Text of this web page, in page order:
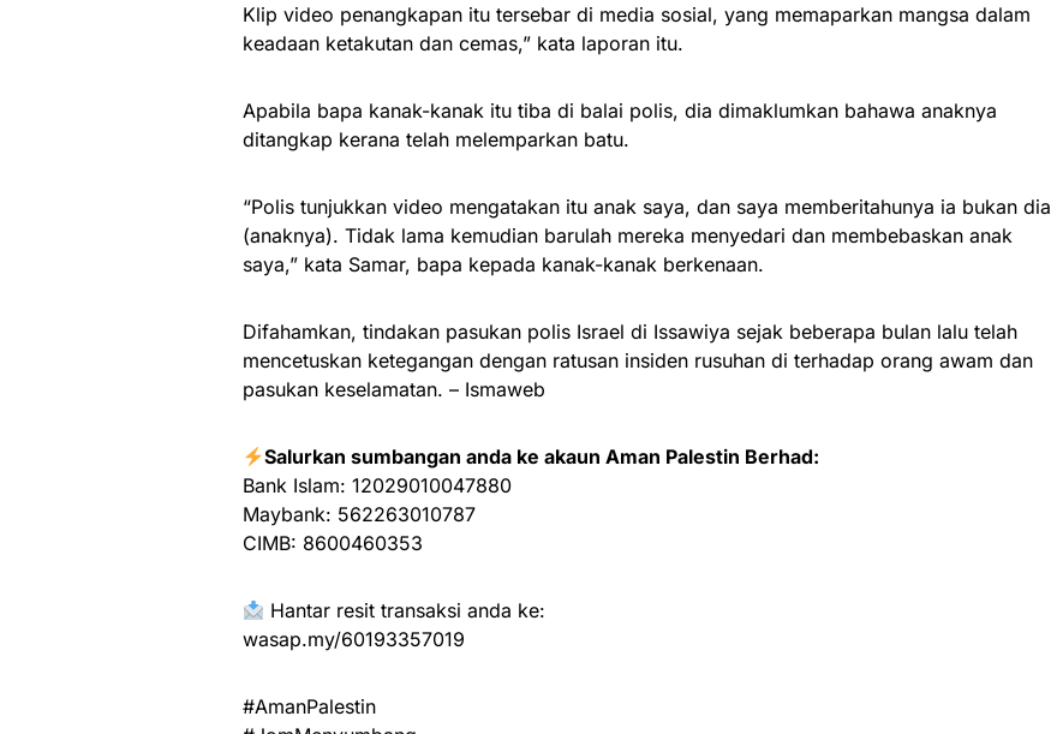
Klip video penangkapan itu tersebar di media sosial, yang memaparkan mangsa dalam
keadaan ketakutan dan cemas,” kata laporan itu.
Apabila bapa kanak-kanak itu tiba di balai polis, dia dimaklumkan bahawa anaknya
ditangkap kerana telah melemparkan batu.
“Polis tunjukkan video mengatakan itu anak saya, dan saya memberitahunya ia bukan dia
(anaknya). Tidak lama kemudian barulah mereka menyedari dan membebaskan anak
saya,” kata Samar, bapa kepada kanak-kanak berkenaan.
Difahamkan, tindakan pasukan polis Israel di Issawiya sejak beberapa bulan lalu telah
mencetuskan ketegangan dengan ratusan insiden rusuhan di terhadap orang awam dan
pasukan keselamatan. – Ismaweb
Salurkan sumbangan anda ke akaun Aman Palestin Berhad:
Bank Islam: 12029010047880
Maybank: 562263010787
CIMB: 8600460353
Hantar resit transaksi anda ke:
wasap.my/60193357019
#AmanPalestin